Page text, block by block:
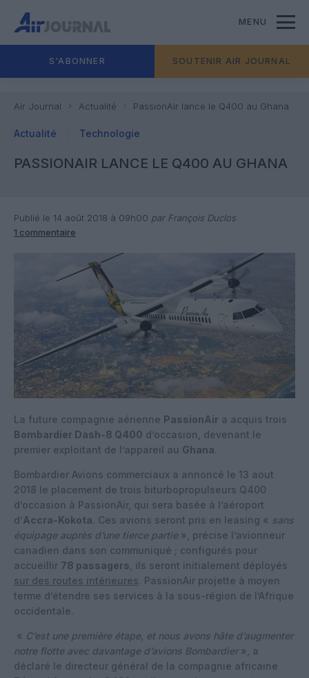
MENU
S'ABONNER SOUTENIR AIR JOURNAL
Air Journal Actualité PassionAir lance le Q400 au Ghana
Actualité Technologie
PASSIONAIR LANCE LE Q400 AU GHANA
Publié le 14 août 2018 à 09h00 par François Duclos
1 commentaire
La future compagnie aérienne PassionAir a acquis trois
Bombardier Dash-8 Q400 d’occasion, devenant le
premier exploitant de l’appareil au Ghana.
Bombardier Avions commerciaux a annoncé le 13 aout
2018 le placement de trois biturbopropulseurs Q400
d’occasion à PassionAir, qui sera basée à l’aéroport
d’Accra-Kokota. Ces avions seront pris en leasing « sans
équipage auprès d’une tierce partie », précise l’avionneur
canadien dans son communiqué ; configurés pour
accueillir 78 passagers , ils seront initialement déployés
sur des routes intérieures. PassionAir projette à moyen
terme d’étendre ses services à la sous-région de l’Afrique
occidentale.
« C’est une première étape, et nous avons hâte d’augmenter
notre flotte avec davantage d’avions Bombardier», a
déclaré le directeur général de la compagnie africaine